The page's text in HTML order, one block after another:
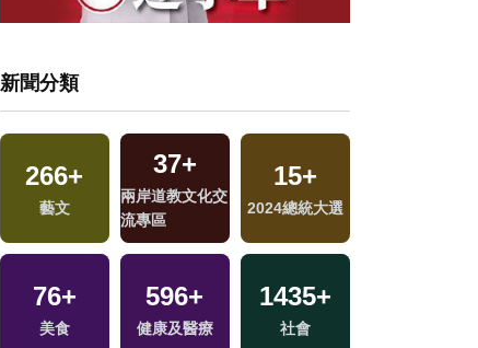
新聞分類
175+
運動
1+
兩岸藝苑天地
4+
兩岸佛教文化交
流專區
522+
財經及消費
1707+
生活
705+
文教